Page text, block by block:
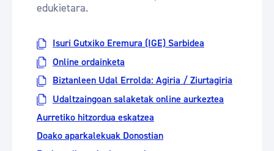
edukietara.
Isuri Gutxiko Eremura (IGE) Sarbidea
Online ordainketa
Biztanleen Udal Errolda: Agiria / Ziurtagiria
Udaltzaingoan salaketak online aurkeztea
Aurretiko hitzordua eskatzea
Doako aparkalekuak Donostian